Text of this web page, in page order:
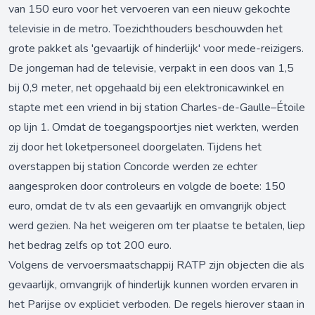
van 150 euro voor het vervoeren van een nieuw gekochte
televisie in de metro. Toezichthouders beschouwden het
grote pakket als 'gevaarlijk of hinderlijk' voor mede-reizigers.
De jongeman had de televisie, verpakt in een doos van 1,5
bij 0,9 meter, net opgehaald bij een elektronicawinkel en
stapte met een vriend in bij station Charles-de-Gaulle–Étoile
op lijn 1. Omdat de toegangspoortjes niet werkten, werden
zij door het loketpersoneel doorgelaten. Tijdens het
overstappen bij station Concorde werden ze echter
aangesproken door controleurs en volgde de boete: 150
euro, omdat de tv als een gevaarlijk en omvangrijk object
werd gezien. Na het weigeren om ter plaatse te betalen, liep
het bedrag zelfs op tot 200 euro.
Volgens de vervoersmaatschappij RATP zijn objecten die als
gevaarlijk, omvangrijk of hinderlijk kunnen worden ervaren in
het Parijse ov expliciet verboden. De regels hierover staan in